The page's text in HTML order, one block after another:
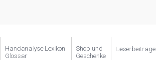
Handanalyse Lexikon
Glossar
Shop und
Geschenke
Leserbeiträge